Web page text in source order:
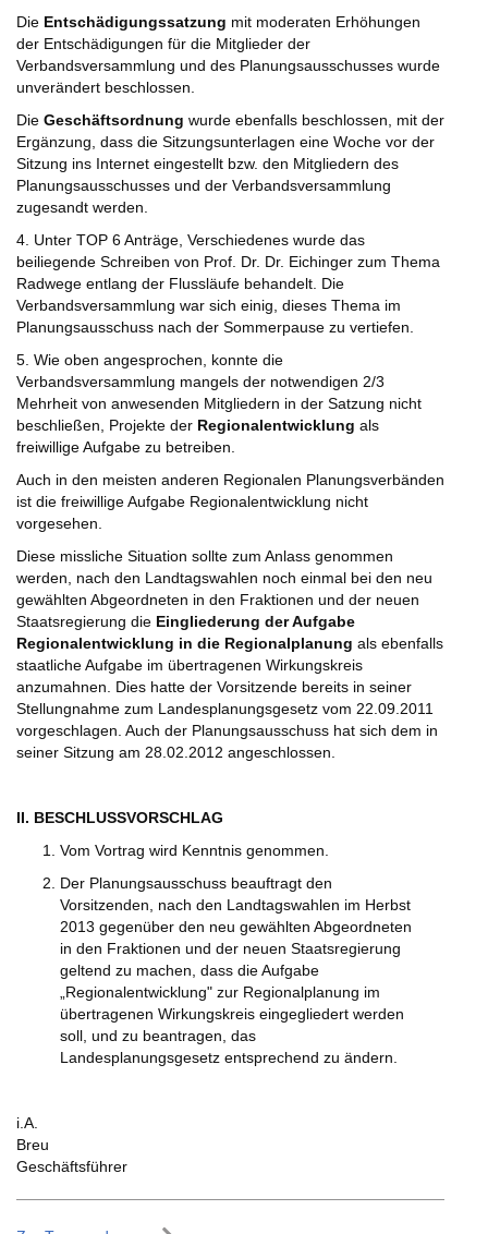
Die Entschädigungssatzung mit moderaten Erhöhungen
der Entschädigungen für die Mitglieder der
Verbandsversammlung und des Planungsausschusses wurde
unverändert beschlossen.
Die Geschäftsordnung wurde ebenfalls beschlossen, mit der
Ergänzung, dass die Sitzungsunterlagen eine Woche vor der
Sitzung ins Internet eingestellt bzw. den Mitgliedern des
Planungsausschusses und der Verbandsversammlung
zugesandt werden.
4. Unter TOP 6 Anträge, Verschiedenes wurde das
beiliegende Schreiben von Prof. Dr. Dr. Eichinger zum Thema
Radwege entlang der Flussläufe behandelt. Die
Verbandsversammlung war sich einig, dieses Thema im
Planungsausschuss nach der Sommerpause zu vertiefen.
5. Wie oben angesprochen, konnte die
Verbandsversammlung mangels der notwendigen 2/3
Mehrheit von anwesenden Mitgliedern in der Satzung nicht
beschließen, Projekte der Regionalentwicklung als
freiwillige Aufgabe zu betreiben.
Auch in den meisten anderen Regionalen Planungsverbänden
ist die freiwillige Aufgabe Regionalentwicklung nicht
vorgesehen.
Diese missliche Situation sollte zum Anlass genommen
werden, nach den Landtagswahlen noch einmal bei den neu
gewählten Abgeordneten in den Fraktionen und der neuen
Staatsregierung die Eingliederung der Aufgabe
Regionalentwicklung in die Regionalplanung als ebenfalls
staatliche Aufgabe im übertragenen Wirkungskreis
anzumahnen. Dies hatte der Vorsitzende bereits in seiner
Stellungnahme zum Landesplanungsgesetz vom 22.09.2011
vorgeschlagen. Auch der Planungsausschuss hat sich dem in
seiner Sitzung am 28.02.2012 angeschlossen.
II. BESCHLUSSVORSCHLAG
Vom Vortrag wird Kenntnis genommen.
Der Planungsausschuss beauftragt den
Vorsitzenden, nach den Landtagswahlen im Herbst
2013 gegenüber den neu gewählten Abgeordneten
in den Fraktionen und der neuen Staatsregierung
geltend zu machen, dass die Aufgabe
„Regionalentwicklung" zur Regionalplanung im
übertragenen Wirkungskreis eingegliedert werden
soll, und zu beantragen, das
Landesplanungsgesetz entsprechend zu ändern.
i.A.
Breu
Geschäftsführer